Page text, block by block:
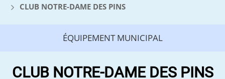
CLUB NOTRE-DAME DES PINS
ÉQUIPEMENT MUNICIPAL
CLUB NOTRE-DAME DES PINS